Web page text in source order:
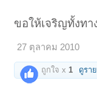
ขอให้เจริญทั้งทา
27 ตุลาคม 2010
ถูกใจ x1 ดูรา